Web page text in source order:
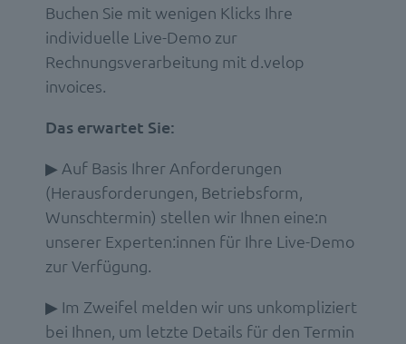
Buchen Sie mit wenigen Klicks Ihre
individuelle Live-Demo zur
Rechnungsverarbeitung mit d.velop
invoices.
Das erwartet Sie:
▶ Auf Basis Ihrer Anforderungen
(Herausforderungen, Betriebsform,
Wunschtermin) stellen wir Ihnen eine:n
unserer Experten:innen für Ihre Live-Demo
zur Verfügung.
▶ Im Zweifel melden wir uns unkompliziert
bei Ihnen, um letzte Details für den Termin